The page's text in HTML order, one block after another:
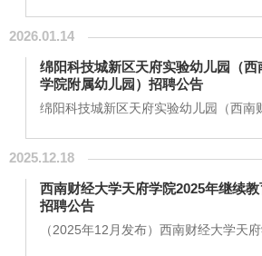
在行业内的知名度与影响力；...
天府学院是经教育部(教发函〔2006〕
财经大学的涪江校区进行整体置换，并
念、图书资料、教学设备、校园建筑及
的独立学院。在中国校友会最新排名中
立学院第15名，中国财经类独立学院第
2026.01.14
绵阳科技城新区天府实验幼儿园（
学院附属幼儿园）招聘公告
绵阳科技城新区天府实验幼儿园（西南
学院联合举办的一所公立幼儿园。幼儿
宜人，占地面积约 8300 平方米。园内
构区等 7 个功能室，还建有生态活动区
乐区、沙水木屑活动区等 5 大户外活动
南财经大学天府学院 “崇文尚武，敏思
2025.12.18
西南财经大学天府学院2025年继续
招聘公告
（2025年12月发布）西南财经大学天